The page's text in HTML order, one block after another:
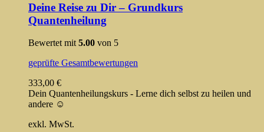
Deine Reise zu Dir – Grundkurs
Quantenheilung
Bewertet mit5.00 von 5
geprüfte Gesamtbewertungen
333,00 €
Dein Quantenheilungskurs - Lerne dich selbst zu heilen und
andere ☺️
exkl. MwSt.